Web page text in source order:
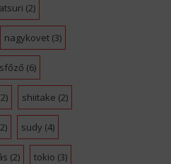
(2)
nagykovet(3)
(6)
shiitake (2)
sudy (4)
(2) tokio (3)